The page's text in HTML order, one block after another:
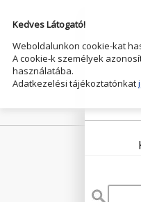
Kedves Látogató!
Weboldalunkon cookie-kat
A cookie-k személyek
használatába.
Adatkezelési tájékoztatónkat